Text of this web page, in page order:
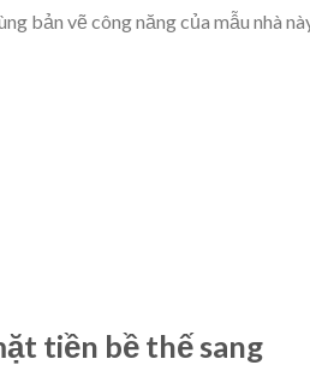
bản vẽ công năng của mẫu nhà
tiền bề thế sang